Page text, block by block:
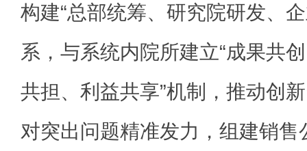
构建“总部统筹、研究院研发、
系，与系统内院所建立“成果共
共担、利益共享”机制，推动创
对突出问题精准发力，组建销售